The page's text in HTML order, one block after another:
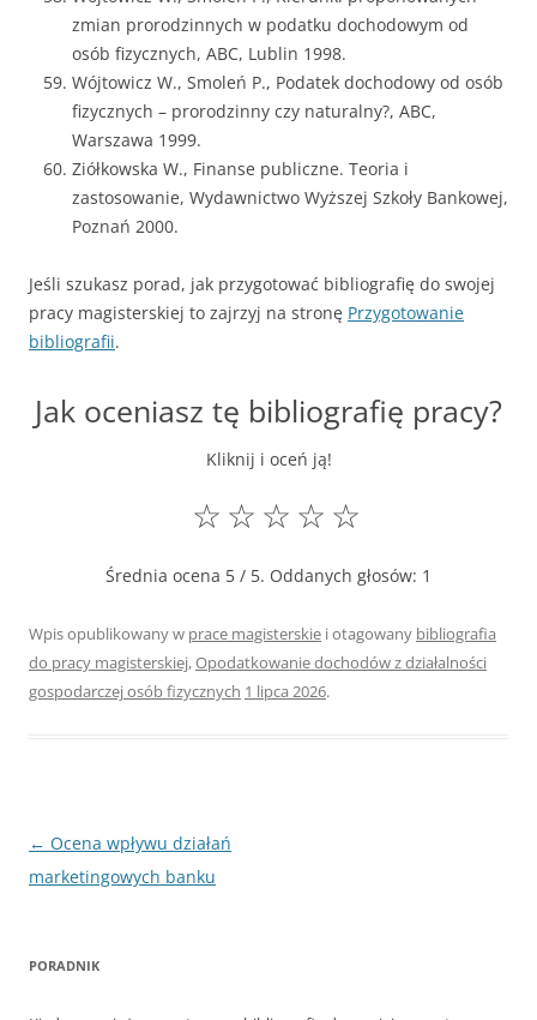
zmian prorodzinnych w podatku dochodowym od
osób fizycznych, ABC, Lublin 1998.
Wójtowicz W., Smoleń P., Podatek dochodowy od osób
fizycznych – prorodzinny czy naturalny?, ABC,
Warszawa 1999.
Ziółkowska W., Finanse publiczne. Teoria i
zastosowanie, Wydawnictwo Wyższej Szkoły Bankowej,
Poznań 2000.
Jeśli szukasz porad, jak przygotować bibliografię do swojej
pracy magisterskiej to zajrzyj na stronę Przygotowanie
bibliografii.
Jak oceniasz tę bibliografię pracy?
Kliknij i oceń ją!
☆
☆
☆
☆
☆
Średnia ocena 5 / 5. Oddanych głosów: 1
Wpis opublikowany w prace magisterskie i otagowany bibliografia
do pracy magisterskiej,Opodatkowanie dochodów z działalności
gospodarczej osób fizycznych 1 lipca 2026.
Nawigacja
wpisu
← Ocena wpływu działań
marketingowych banku
PORADNIK